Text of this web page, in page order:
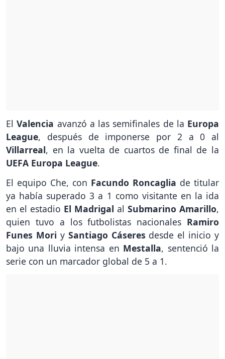
ElValencia avanzó a las semifinales de la Europa
League, después de imponerse por 2 a 0 al
Villarreal, en la vuelta de cuartos de final de la
UEFA Europa League.
El equipo Che, con Facundo Roncaglia de titular
ya había superado 3 a 1 como visitante en la ida
en el estadio El Madrigal al Submarino Amarillo,
quien tuvo a los futbolistas nacionales Ramiro
Funes Mori y Santiago Cáseres desde el inicio y
bajo una lluvia intensa en Mestalla, sentenció la
serie con un marcador global de 5 a 1.